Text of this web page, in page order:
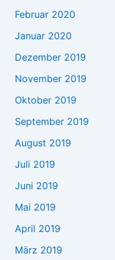
Februar 2020
Januar 2020
Dezember 2019
November 2019
Oktober 2019
September 2019
August 2019
Juli 2019
Juni 2019
Mai 2019
April 2019
März 2019